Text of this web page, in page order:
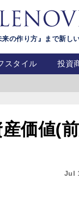
来の作り方』まで新し
スタイル 投資
価値(
Jul